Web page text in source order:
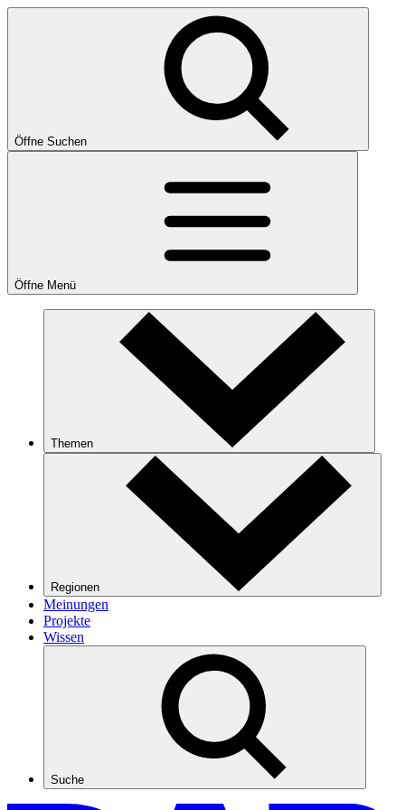
Öffne Suchen
Öffne Menü
Themen
Regionen
Meinungen
Projekte
Wissen
Suche